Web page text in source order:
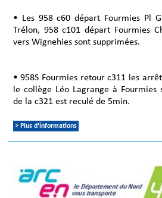
• Les 958 c60 départ Fourmies Pl
Trélon, 958 c101 départ Fourmies
vers Wignehies sont supprimées.
• 958S Fourmies retour c311 les
le collège Léo Lagrange à
de la c321 est reculé de 5min.
> Plus d'informations